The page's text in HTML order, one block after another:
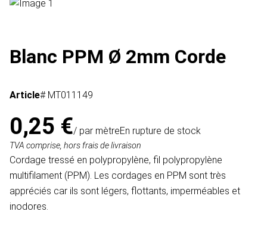
Blanc PPM Ø 2mm Corde
Article# MT011149
0,25 €/ par mètreEn rupture de stock
TVA comprise, hors frais de livraison
Cordage tressé en polypropylène, fil polypropylène
multifilament (PPM). Les cordages en PPM sont très
appréciés car ils sont légers, flottants, imperméables et
inodores.